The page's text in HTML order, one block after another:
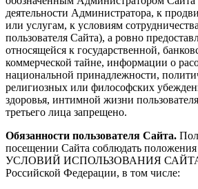
деятельности Администратора, к
или услугам, к условиям
пользователя Сайта), а ровно
относящейся к государственной,
коммерческой тайне, информации о
национальной принадлежности,
религиозных или философских
здоровья, интимной жизни
третьего лица запрещено.
Обязанности пользователя Сайта.
посещении Сайта соблюдать
УСЛОВИЙ ИСПОЛЬЗОВАНИЯ САЙТА и
Российской Федерации, в том числе: